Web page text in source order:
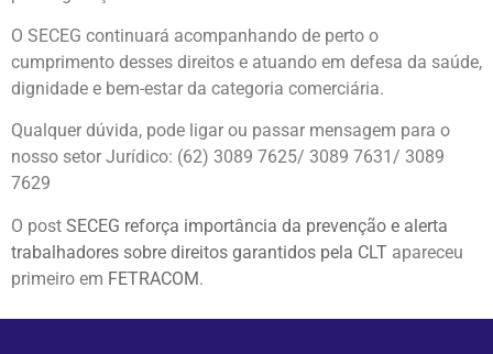
O SECEG continuará acompanhando de perto o
cumprimento desses direitos e atuando em defesa da saúde,
dignidade e bem-estar da categoria comerciária.
Qualquer dúvida, pode ligar ou passar mensagem para o
nosso setor Jurídico: (62) 3089 7625/ 3089 7631/ 3089
7629
O post SECEG reforça importância da prevenção e alerta
trabalhadores sobre direitos garantidos pela CLT apareceu
primeiro em FETRACOM.